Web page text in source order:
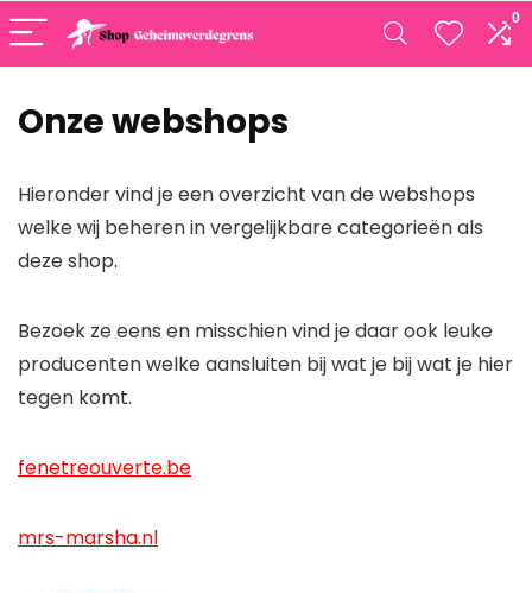
0
Onze webshops
Hieronder vind je een overzicht van de webshops
welke wij beheren in vergelijkbare categorieën als
deze shop.
Bezoek ze eens en misschien vind je daar ook leuke
producenten welke aansluiten bij wat je bij wat je hier
tegen komt.
fenetreouverte.be
mrs-marsha.nl